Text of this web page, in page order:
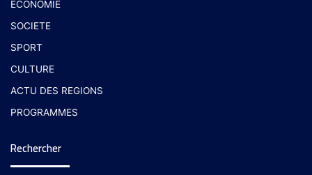
ECONOMIE
SOCIETE
SPORT
CULTURE
ACTU DES REGIONS
PROGRAMMES
Rechercher